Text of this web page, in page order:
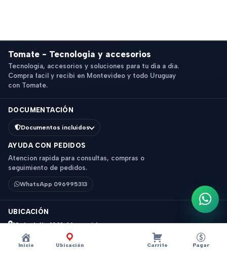
Inicio Ubicación Carrito Pagar
Tomate - Tecnologia y accesorios
Tecnologia, accesorios y soluciones para tu dia a dia.
Compra facil y recibi en Montevideo y todo Uruguay
con Tomate.
DOCUMENTACIÓN
Documentos incluidos
AYUDA CON PEDIDOS
Atencion rapida para consultas, compras o
seguimiento de pedidos.
WhatsApp 096995313
UBICACIÓN
18 de Julio 1831, Montevideo
Horario: 9 a 18 hs